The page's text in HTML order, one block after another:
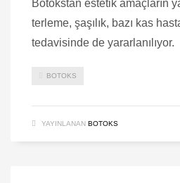
Botokstan estetik amaçların
terleme, şaşılık, bazı kas
tedavisinde de yararlanılıyor.
BOTOKS
YAYINLANAN BOTOKS